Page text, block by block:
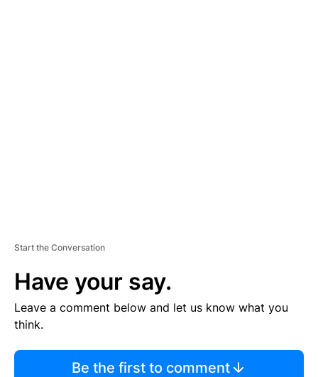
Start the Conversation
Have your say.
Leave a comment below and let us know what you
think.
Be the first to comment